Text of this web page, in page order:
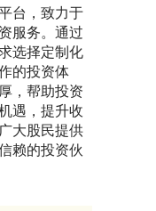
台，致力于
服务。通过
选择定制化
的投资体
，帮助投资
遇，提升收
大股民提供
赖的投资伙